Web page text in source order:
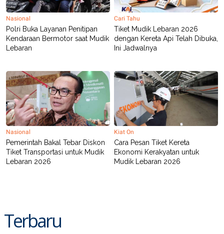
Nasional
Polri Buka Layanan Penitipan
Kendaraan Bermotor saat Mudik
Lebaran
Cari Tahu
Tiket Mudik Lebaran 2026
dengan Kereta Api Telah Dibuka,
Ini Jadwalnya
Nasional
Pemerintah Bakal Tebar Diskon
Tiket Transportasi untuk Mudik
Lebaran 2026
Kiat On
Cara Pesan Tiket Kereta
Ekonomi Kerakyatan untuk
Mudik Lebaran 2026
Terbaru